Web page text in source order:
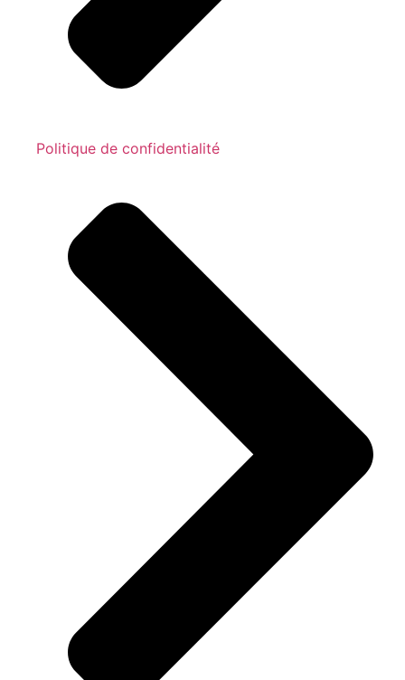
Politique de confidentialité